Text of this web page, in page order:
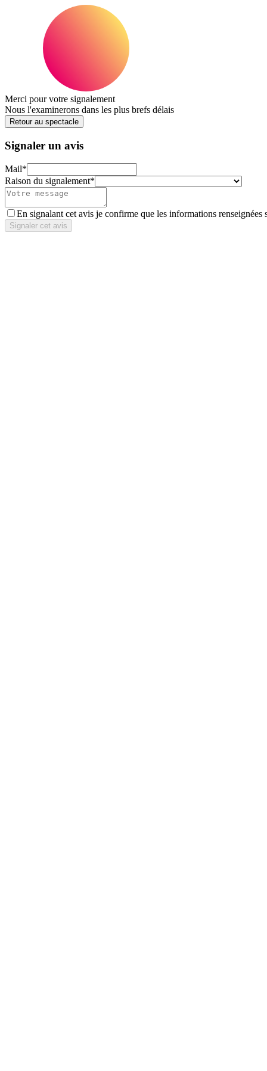
Merci pour votre signalement
Nous l'examinerons dans les plus brefs délais
Retour au spectacle
Signaler un avis
Mail*
Raison du signalement*
En signalant cet avis je confirme que les informations renseignées
Signaler cet avis